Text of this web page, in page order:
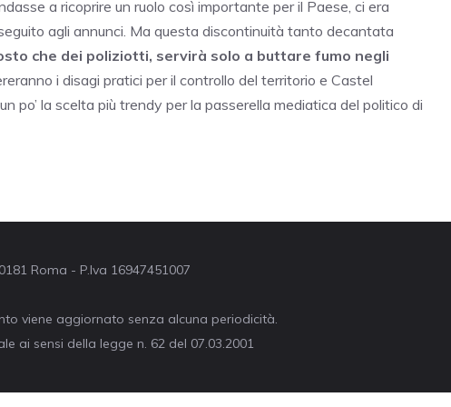
a ricoprire un ruolo così importante per il Paese, ci era
agli annunci. Ma questa discontinuità tanto decantata
che dei poliziotti, servirà solo a buttare fumo negli
i disagi pratici per il controllo del territorio e Castel
po’ la scelta più trendy per la passerella mediatica del politico di
Roma - P.Iva 16947451007
viene aggiornato senza alcuna periodicità.
ai sensi della legge n. 62 del 07.03.2001